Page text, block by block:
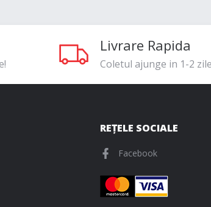
Livrare Rapida
Coletul ajunge in 1-2
REȚELE SOCIALE
Facebook